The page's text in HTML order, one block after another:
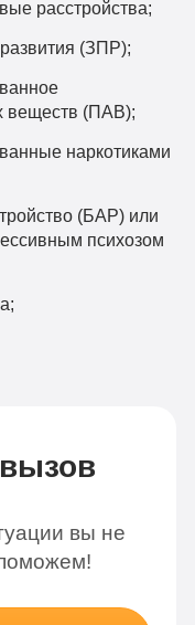
расстройства;
(ЗПР);
веществ (ПАВ);
наркотиками
(БАР) или
психозом
вы не